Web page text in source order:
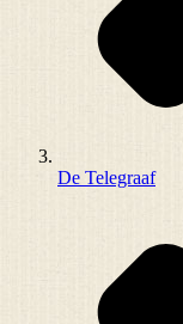
De Telegraaf